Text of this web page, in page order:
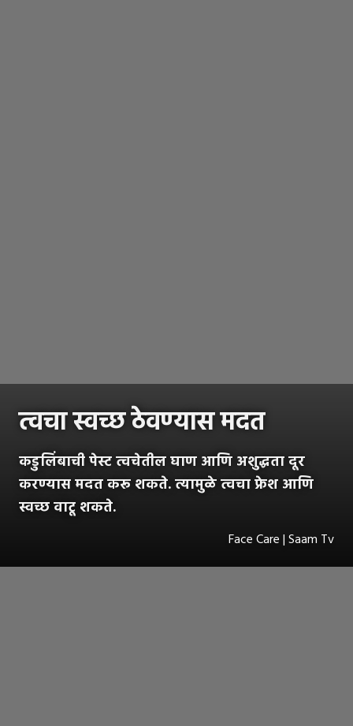
त्वचा स्वच्छ ठेवण्यास मदत
कडुलिंबाची पेस्ट त्वचेतील घाण आणि अशुद्धता दूर
करण्यास मदत करू शकते. त्यामुळे त्वचा फ्रेश आणि
स्वच्छ वाटू शकते.
Face Care | Saam Tv